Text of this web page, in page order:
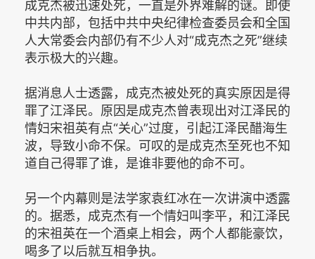
成克杰被迅速处死，一直是外界难解的谜。即使
中共内部，包括中共中央纪律检查委员会和全国
人大常委会内部仍有不少人对“成克杰之死”继续
表示极大的兴趣。
据消息人士透露，成克杰被处死的真实原因是得
罪了江泽民。原因是成克杰曾表现出对江泽民的
情妇宋祖英有点“关心”过度，引起江泽民醋海生
波，导致小命不保。可叹的是成克杰至死也不知
道自己得罪了谁，是谁非要他的命不可。
另一个内幕则是法学家袁红冰在一次讲演中透露
的。据悉，成克杰有一个情妇叫李平，和江泽民
的宋祖英在一个酒桌上相会，两个人都能豪饮，
喝多了以后就互相争执。